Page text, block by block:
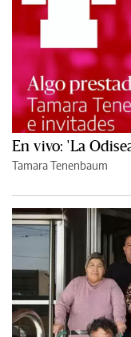
En vivo: 'La
Tamara Tenenbaum